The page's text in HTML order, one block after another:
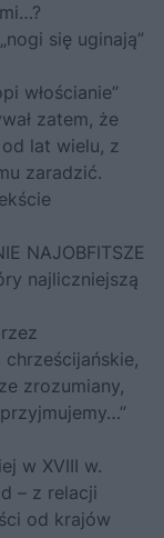
się uginają”
włościanie”
zatem, że
lat wielu, z
zaradzić.
NAJOBFITSZE
najliczniejszą
zrozumiany,
w XVIII w.
– z relacji
od krajów